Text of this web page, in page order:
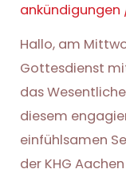
ankündigungen
Hallo, am
Gottesdienst
das
diesem
einfühlsamen
der KHG